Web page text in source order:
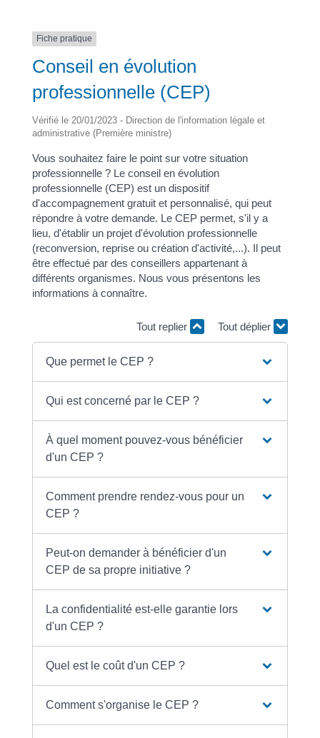
Fiche pratique
Conseil en évolution
professionnelle (CEP)
Vérifié le 20/01/2023 - Direction de l'information légale et
administrative (Première ministre)
Vous souhaitez faire le point sur votre situation
professionnelle ? Le conseil en évolution
professionnelle (CEP) est un dispositif
d'accompagnement gratuit et personnalisé, qui peut
répondre à votre demande. Le CEP permet, s'il y a
lieu, d'établir un projet d'évolution professionnelle
(reconversion, reprise ou création d'activité,...). Il peut
être effectué par des conseillers appartenant à
différents organismes. Nous vous présentons les
informations à connaître.
Tout replier Tout déplier
Que permet le CEP ?
Qui est concerné par le CEP ?
À quel moment pouvez-vous bénéficier
d'un CEP ?
Comment prendre rendez-vous pour un
CEP ?
Peut-on demander à bénéficier d'un
CEP de sa propre initiative ?
La confidentialité est-elle garantie lors
d'un CEP ?
Quel est le coût d'un CEP ?
Comment s'organise le CEP ?